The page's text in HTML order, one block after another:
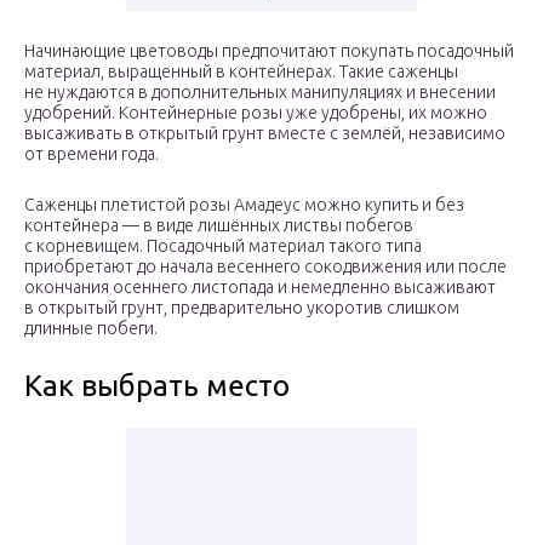
Начинающие цветоводы предпочитают покупать посадочный
материал, выращенный в контейнерах. Такие саженцы
не нуждаются в дополнительных манипуляциях и внесении
удобрений. Контейнерные розы уже удобрены, их можно
высаживать в открытый грунт вместе с землёй, независимо
от времени года.
Саженцы плетистой розы Амадеус можно купить и без
контейнера — в виде лишённых листвы побегов
с корневищем. Посадочный материал такого типа
приобретают до начала весеннего сокодвижения или после
окончания осеннего листопада и немедленно высаживают
в открытый грунт, предварительно укоротив слишком
длинные побеги.
Как выбрать место